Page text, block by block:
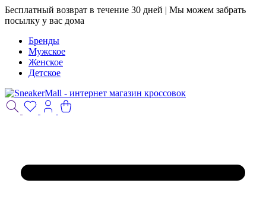
Бесплатный возврат в течение 30 дней | Мы можем забрать
посылку у вас дома
Бренды
Мужское
Женское
Детское